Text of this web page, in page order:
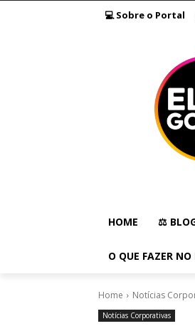
💻 Sobre o Portal
HOME ⚖️
O QUE FAZER NO
Home Notícias
Notícias Corporativas